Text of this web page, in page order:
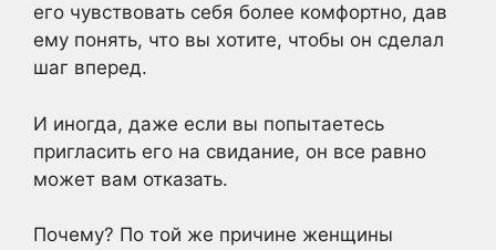
его чувствовать себя более комфортно, дав
ему понять, что вы хотите, чтобы он сделал
шаг вперед.
И иногда, даже если вы попытаетесь
пригласить его на свидание, он все равно
может вам отказать.
Почему? По той же причине женщины